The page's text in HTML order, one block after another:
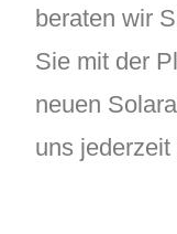
beraten wir
Sie mit der
neuen
uns jederzeit